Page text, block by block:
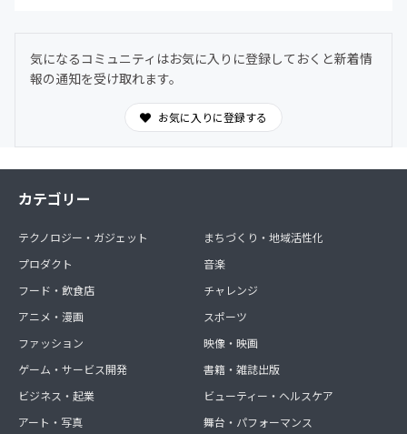
親子料理部事務局公式LINE
https://lin.ee/GnmnXQs
＜この特典を選ぶ＞をタップすると参加手続きに進めま
気になるコミュニティはお気に入りに登録しておくと新着情
報の通知を受け取れます。
お気に入りに登録する
カテゴリー
テクノロジー・ガジェット
プロダクト
フード・飲食店
アニメ・漫画
ファッション
ゲーム・サービス開発
ビジネス・起業
アート・写真
まちづくり・地域活性化
音楽
チャレンジ
スポーツ
映像・映画
書籍・雑誌出版
ビューティー・ヘルスケア
舞台・パフォーマンス